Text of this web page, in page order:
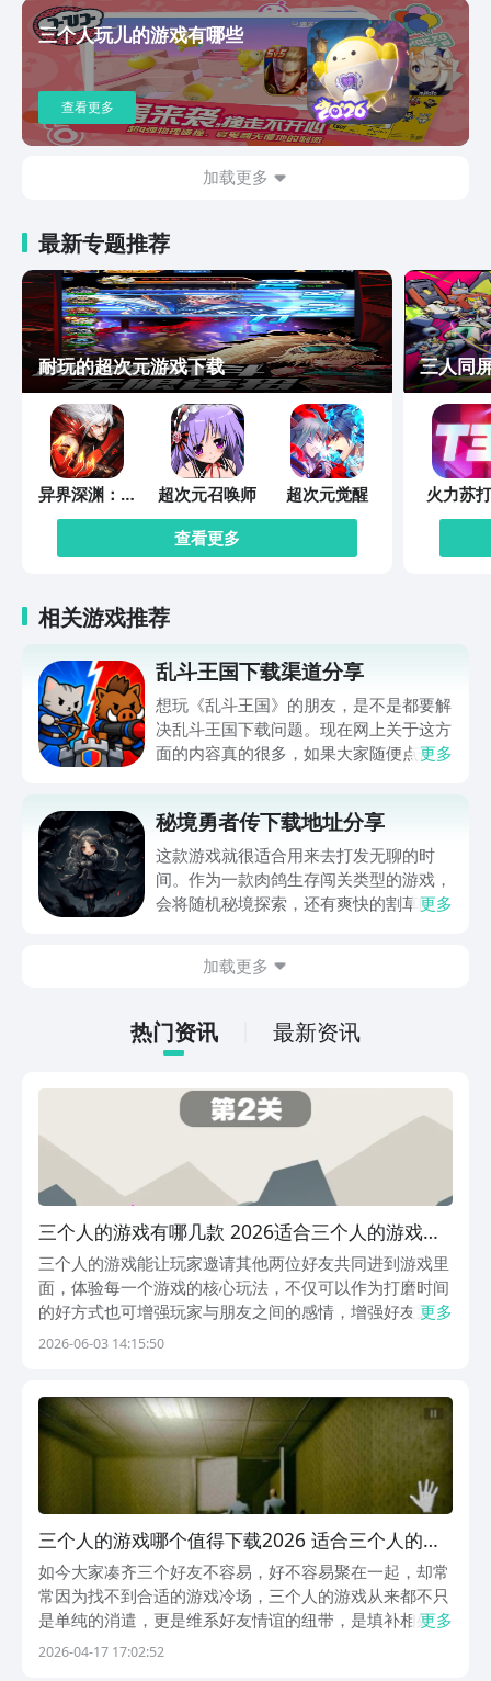
三个人玩儿的游戏有哪些
查看更多
加载更多
最新专题推荐
耐玩的超次元游戏下载
异界深渊：觉
醒
超次元召唤师
超次元觉醒
查看更多
三人同
火力苏
相关游戏推荐
乱斗王国下载渠道分享
想玩《乱斗王国》的朋友，是不是都要解
决乱斗王国下载问题。现在网上关于这方
面的内容真的很多，如果大家随便点击陌
app进行下载会更加方便，九游是手游福
利最多的游戏平台，在这里不仅能够看到
游戏资源，还能及时查看后续的消息、活
动内容等相关信息。
更多
秘境勇者传下载地址分享
这款游戏就很适合用来去打发无聊的时
间。作为一款肉鸽生存闯关类型的游戏，
会将随机秘境探索，还有爽快的割草闯关
接就可以下载。游戏的上手门槛还是比较
打发无聊的时间，可玩性真的比较高。
更多
加载更多
热门资讯 最新资讯
三个人的游戏有哪几款 2026适合三个人的游戏分
享
三个人的游戏能让玩家邀请其他两位好友共同进到游戏里
面，体验每一个游戏的核心玩法，不仅可以作为打磨时间
的好方式也可增强玩家与朋友之间的感情，增强好友之间
的情谊。在竞技模式下玩家可以与自己的朋友展开对战pk
更多
2026-06-03 14:15:50
三个人的游戏哪个值得下载2026 适合三个人的游
戏合辑
如今大家凑齐三个好友不容易，好不容易聚在一起，却常
常因为找不到合适的游戏冷场，三个人的游戏从来都不只
是单纯的消遣，更是维系好友情谊的纽带，是填补相处空
白的温柔载体，能在轻松互动中，放下生活的疲惫，重温
更多
2026-04-17 17:02:52